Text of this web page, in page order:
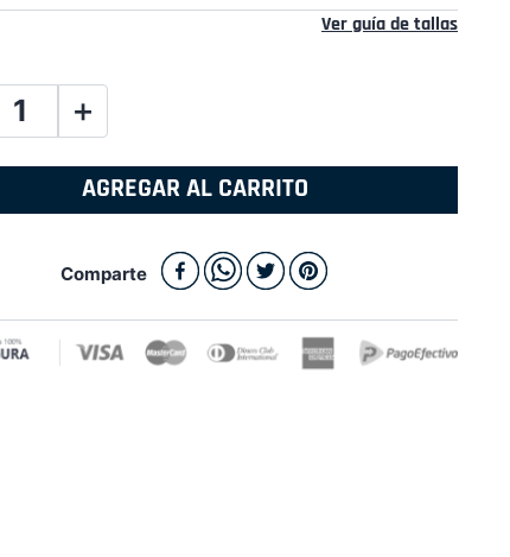
Ver guía de tallas
＋
AGREGAR AL CARRITO
Comparte